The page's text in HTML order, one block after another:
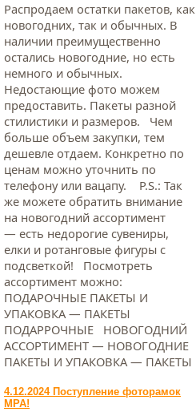
Распродаем остатки пакетов, как
новогодних, так и обычных. В
наличии преимущественно
остались новогодние, но есть
немного и обычных.
Недостающие фото можем
предоставить. Пакеты разной
стилистики и размеров. Чем
больше объем закупки, тем
дешевле отдаем. Конкретно по
ценам можно уточнить по
телефону или вацапу. Р.S.: Так
же можете обратить внимание
на новогодний ассортимент
— есть недорогие сувениры,
елки и ротанговые фигуры с
подсветкой! Посмотреть
ассортимент можно:
ПОДАРОЧНЫЕ ПАКЕТЫ И
УПАКОВКА — ПАКЕТЫ
ПОДАРРОЧНЫЕ НОВОГОДНИЙ
АССОРТИМЕНТ — НОВОГОДНИЕ
ПАКЕТЫ И УПАКОВКА — ПАКЕТЫ
4.12.2024 Поступление фоторамок
МРА!